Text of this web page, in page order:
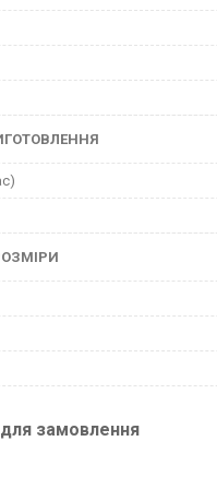
замовлення